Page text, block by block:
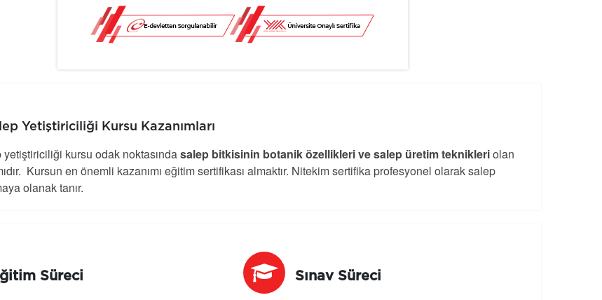
Yetiştiriciliği Kursu Kazanımları
kursu odak noktasındasalep bitkisinin botanik özellikleri ve salep üretim teknikleriolan
Kursun en önemli kazanımı eğitim sertifikası almaktır. Nitekim sertifika profesyonel olarak salep
olanak tanır.
Süreci Sınav Süreci